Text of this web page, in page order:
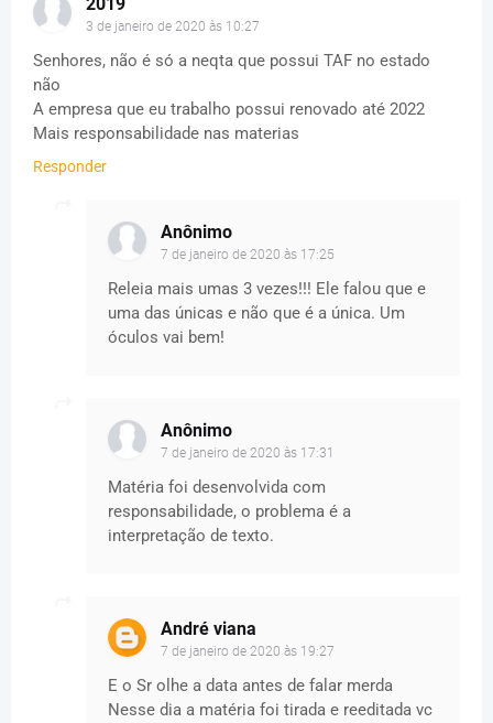
3 de janeiro de 2020 às 10:27
Senhores, não é só a neqta que possui TAF no estado
não
A empresa que eu trabalho possui renovado até 2022
Mais responsabilidade nas materias
Responder
Anônimo
7 de janeiro de 2020 às 17:25
Releia mais umas 3 vezes!!! Ele falou que e
uma das únicas e não que é a única. Um
óculos vai bem!
Anônimo
7 de janeiro de 2020 às 17:31
Matéria foi desenvolvida com
responsabilidade, o problema é a
interpretação de texto.
André viana
7 de janeiro de 2020 às 19:27
E o Sr olhe a data antes de falar merda
Nesse dia a matéria foi tirada e reeditada vc